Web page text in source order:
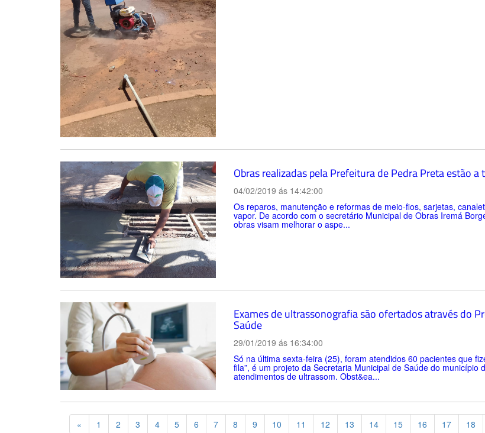
Obras realizadas pela Prefeitura de Pedra Preta estão
04/02/2019 ás 14:42:00
Os reparos, manutenção e reformas de meio-fios, sarjetas,
vapor. De acordo com o secretário Municipal de Obras Iremá
obras visam melhorar o aspe...
Exames de ultrassonografia são ofertados através do
Saúde
29/01/2019 ás 16:34:00
Só na última sexta-feira (25), foram atendidos 60 pacientes que
fila”, é um projeto da Secretaria Municipal de Saúde do
atendimentos de ultrassom. Obst&ea...
« Previous
1 2 3 4 5 6 7 8 9 10 11 12 13 14 15 16 17 18